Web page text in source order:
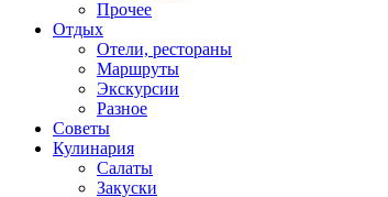
Прочее
Отдых
Отели, рестораны
Маршруты
Экскурсии
Разное
Советы
Кулинария
Салаты
Закуски